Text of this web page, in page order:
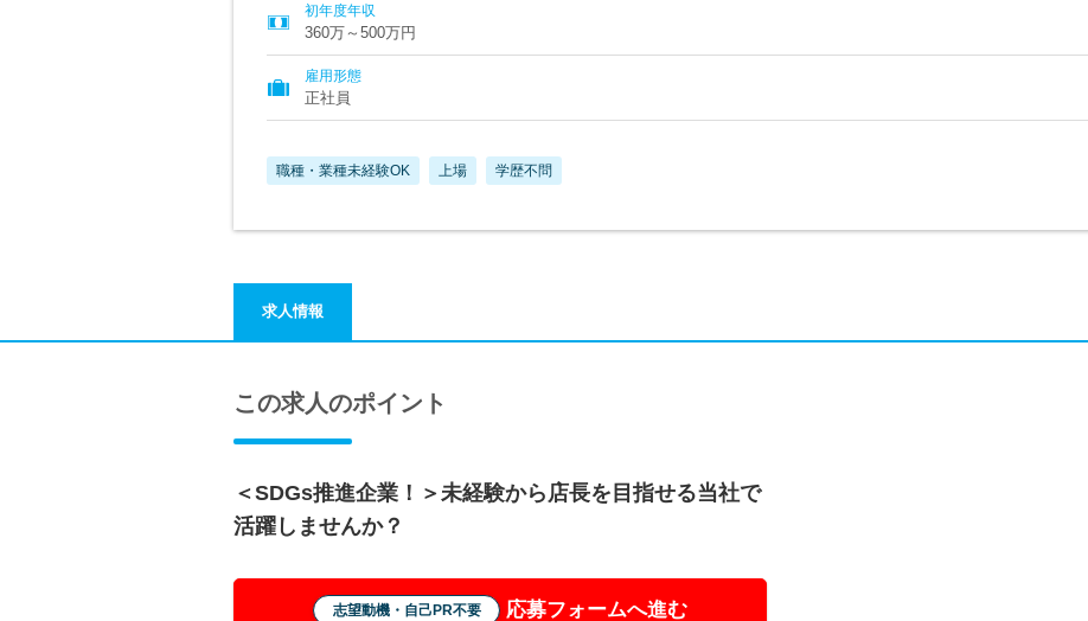
初年度年収
360万～500万円
雇用形態
正社員
職種・業種未経験OK 上場 学歴不問
求人情報
この求人のポイント
＜SDGs推進企業！＞未経験から店長を目指せる当社で
活躍しませんか？
志望動機・自己PR不要 応募フォームへ進む